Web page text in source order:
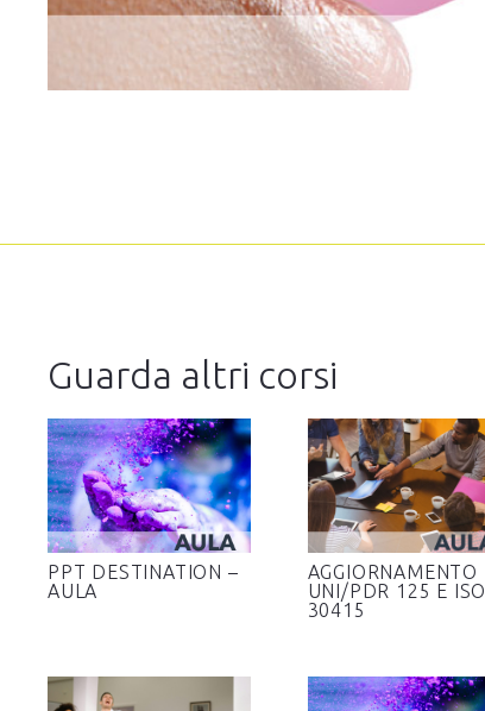
Guarda altri corsi
PPT DESTINATION –
AULA
AGGIORNAMENTO
UNI/PDR 125 E ISO
30415